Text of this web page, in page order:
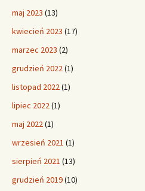
maj 2023 (13)
kwiecień 2023 (17)
marzec 2023 (2)
grudzień 2022(1)
listopad 2022(1)
lipiec 2022(1)
maj 2022(1)
wrzesień 2021 (1)
sierpień 2021 (13)
grudzień 2019(10)